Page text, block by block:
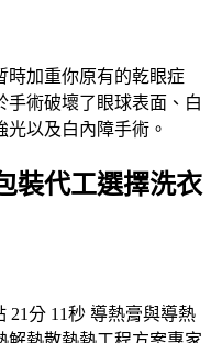
時加重你原有的乾眼症
手術破壞了眼球表面、白
以及白內障手術。
裝代工選擇洗衣
21分 11秒 導熱膏與導熱